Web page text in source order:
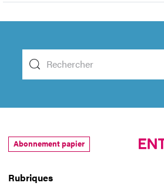
Rubriques
Abonnement papier